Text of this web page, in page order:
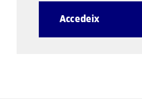
Accedeix